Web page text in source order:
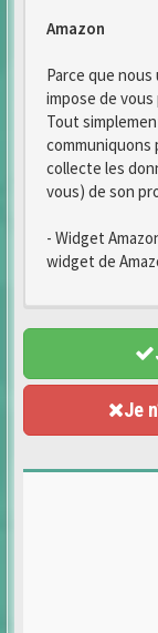
Amazon
Parce que
impose de vous
Tout
communiquons
collecte les
vous) de son
- Widget
widget de
Je